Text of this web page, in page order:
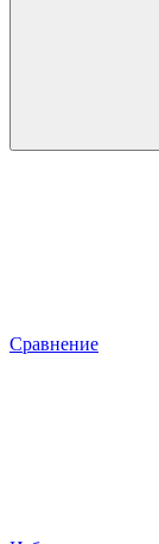
Сравнение